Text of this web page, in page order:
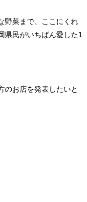
野菜まで、ここにくれ
県民がいちばん愛した1
のお店を発表したいと